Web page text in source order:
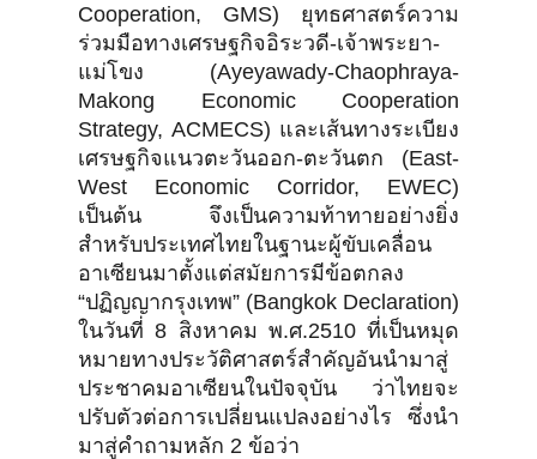
Cooperation, GMS) ยุทธศาสตร์ความ
ร่วมมือทางเศรษฐกิจอิระวดี-เจ้าพระยา-
แม่โขง (Ayeyawady-Chaophraya-
Makong Economic Cooperation
Strategy, ACMECS) และเส้นทางระเบียง
เศรษฐกิจแนวตะวันออก-ตะวันตก (East-
West Economic Corridor, EWEC)
เป็นต้น จึงเป็นความท้าทายอย่างยิ่ง
สำหรับประเทศไทยในฐานะผู้ขับเคลื่อน
อาเซียนมาตั้งแต่สมัยการมีข้อตกลง
“ปฏิญญากรุงเทพ” (Bangkok Declaration)
ในวันที่ 8 สิงหาคม พ.ศ.2510 ที่เป็นหมุด
หมายทางประวัติศาสตร์สำคัญอันนำมาสู่
ประชาคมอาเซียนในปัจจุบัน ว่าไทยจะ
ปรับตัวต่อการเปลี่ยนแปลงอย่างไร ซึ่งนำ
มาสู่คำถามหลัก 2 ข้อว่า